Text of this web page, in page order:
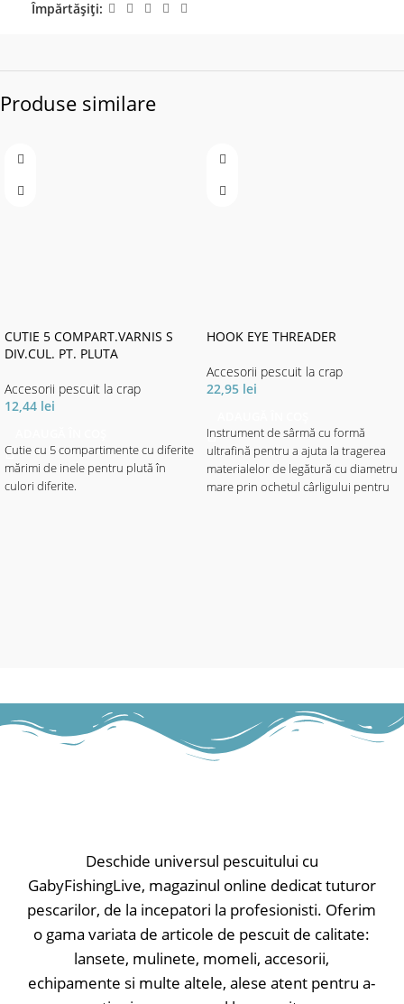
Împărtășiți:
Produse similare
CUTIE 5 COMPART.VARNIS S
DIV.CUL. PT. PLUTA
Accesorii pescuit la crap
12,44 lei
Cutie cu 5 compartimente cu diferite
mărimi de inele pentru plută în
culori diferite.
HOOK EYE THREADER
Accesorii pescuit la crap
22,95 lei
Instrument de sârmă cu formă
ultrafină pentru a ajuta la tragerea
materialelor de legătură cu diametru
mare prin ochetul cârligului pentru
Deschide universul pescuitului cu
GabyFishingLive, magazinul online dedicat tuturor
pescarilor, de la incepatori la profesionisti. Oferim
o gama variata de articole de pescuit de calitate:
lansete, mulinete, momeli, accesorii,
echipamente si multe altele, alese atent pentru a-